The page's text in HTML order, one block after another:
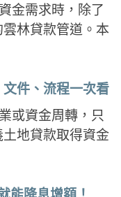
金需求時，除了
林貸款管道。本
件、流程一次看
或資金周轉，只
地貸款取得資金